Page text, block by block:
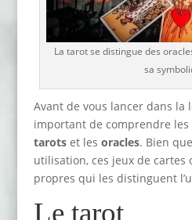
La tarot se distingue des
sa
Avant de vous lancer dans la
important de comprendre
tarotset les oracles. Bien
utilisation, ces jeux de cartes
propres qui les distinguent
Le tarot